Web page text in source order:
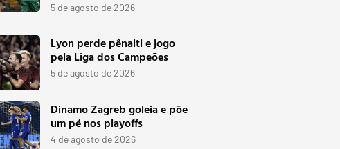
5 de agosto de 2026
Lyon perde pênalti e jogo
pela Liga dos Campeões
5 de agosto de 2026
Dinamo Zagreb goleia e põe
um pé nos playoffs
4 de agosto de 2026